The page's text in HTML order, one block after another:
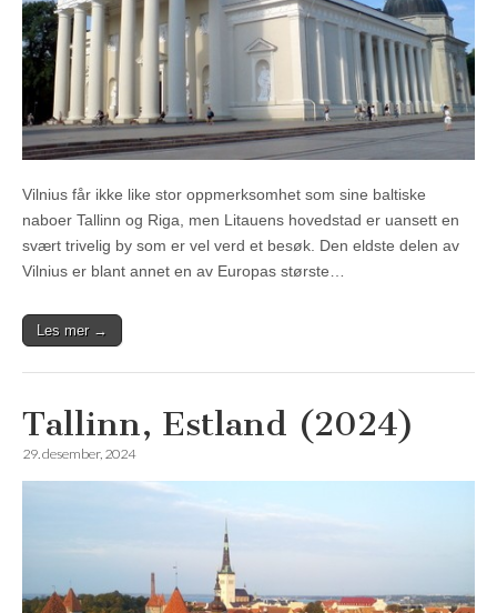
Vilnius får ikke like stor oppmerksomhet som sine baltiske
naboer Tallinn og Riga, men Litauens hovedstad er uansett en
svært trivelig by som er vel verd et besøk. Den eldste delen av
Vilnius er blant annet en av Europas største…
Les mer →
Tallinn, Estland (2024)
29. desember, 2024